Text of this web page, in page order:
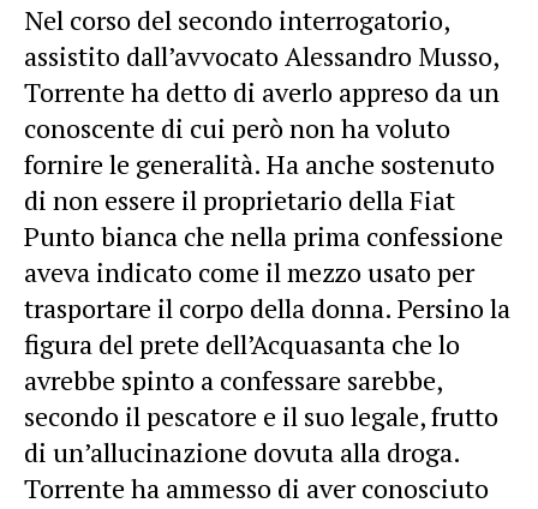
Nel corso del secondo interrogatorio,
assistito dall’avvocato Alessandro Musso,
Torrente ha detto di averlo appreso da un
conoscente di cui però non ha voluto
fornire le generalità. Ha anche sostenuto
di non essere il proprietario della Fiat
Punto bianca che nella prima confessione
aveva indicato come il mezzo usato per
trasportare il corpo della donna. Persino la
figura del prete dell’Acquasanta che lo
avrebbe spinto a confessare sarebbe,
secondo il pescatore e il suo legale, frutto
di un’allucinazione dovuta alla droga.
Torrente ha ammesso di aver conosciuto